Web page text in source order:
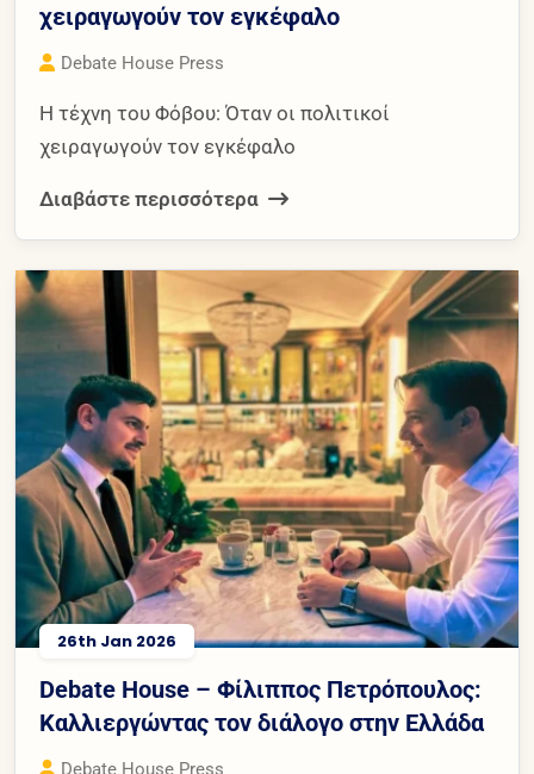
χειραγωγούν τον εγκέφαλο
Debate House Press
Η τέχνη του Φόβου: Όταν οι πολιτικοί
χειραγωγούν τον εγκέφαλο
Διαβάστε περισσότερα
26th Jan 2026
Debate House – Φίλιππος Πετρόπουλος:
Καλλιεργώντας τον διάλογο στην Ελλάδα
Debate House Press